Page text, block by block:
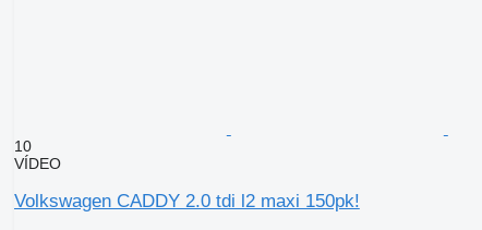
10
VÍDEO
Volkswagen CADDY 2.0 tdi l2 maxi 150pk!